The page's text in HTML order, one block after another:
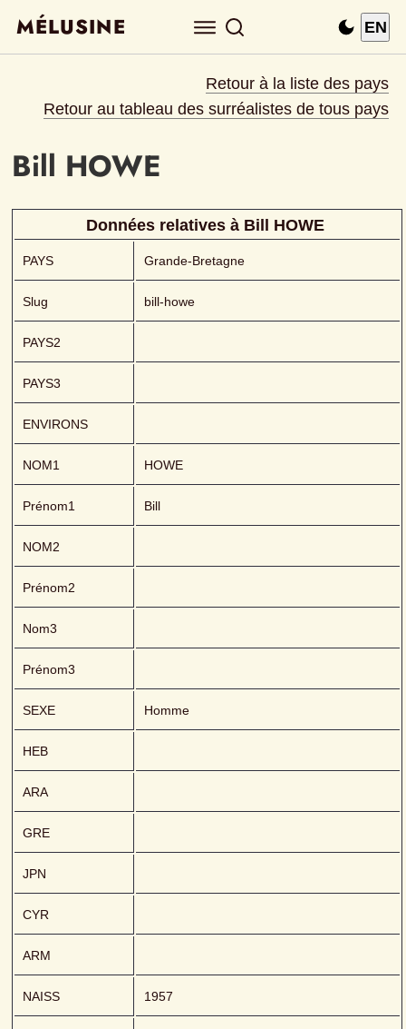
MÉLUSINE EN
Retour à la liste des pays
Retour au tableau des surréalistes de tous pays
Bill HOWE
Données relatives à Bill HOWE
PAYS Grande-Bretagne
Slug bill-howe
PAYS2
PAYS3
ENVIRONS
NOM1 HOWE
Prénom1 Bill
NOM2
Prénom2
Nom3
Prénom3
SEXE Homme
HEB
ARA
GRE
JPN
CYR
ARM
NAISS 1957